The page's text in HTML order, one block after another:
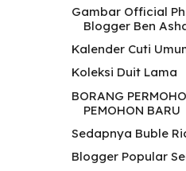
Gambar Official
Blogger Ben
Kalender Cuti
Koleksi Duit Lama
BORANG
PEMOHON BARU
Sedapnya Buble
Blogger Popular